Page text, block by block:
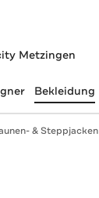
Metzingen
Bekleidung
& Steppjacken